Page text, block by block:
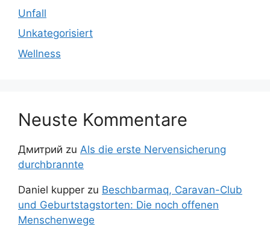
Unfall
Unkategorisiert
Wellness
Neuste Kommentare
Дмитрий zu Als die erste Nervensicherung
durchbrannte
Daniel kupper zu Beschbarmaq, Caravan-Club
und Geburtstagstorten: Die noch offenen
Menschenwege